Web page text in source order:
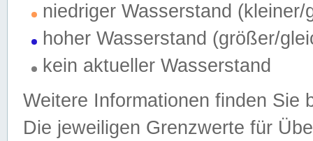
niedriger Wasserstand (kleiner/
hoher Wasserstand (größer/
kein aktueller Wasserstand
Weitere Informationen finden Sie
Die jeweiligen Grenzwerte für